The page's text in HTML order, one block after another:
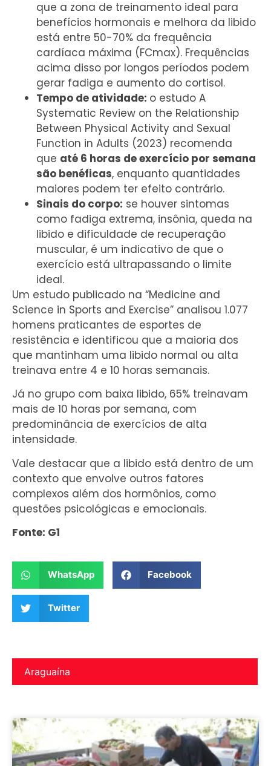
que a zona de treinamento ideal para
benefícios hormonais e melhora da libido
está entre 50-70% da frequência
cardíaca máxima (FCmax). Frequências
acima disso por longos períodos podem
gerar fadiga e aumento do cortisol.
Tempo de atividade: o estudo A
Systematic Review on the Relationship
Between Physical Activity and Sexual
Function in Adults (2023) recomenda
que até 6 horas de exercício por semana
são benéficas, enquanto quantidades
maiores podem ter efeito contrário.
Sinais do corpo: se houver sintomas
como fadiga extrema, insônia, queda na
libido e dificuldade de recuperação
muscular, é um indicativo de que o
exercício está ultrapassando o limite
ideal.
Um estudo publicado na “Medicine and
Science in Sports and Exercise” analisou 1.077
homens praticantes de esportes de
resistência e identificou que a maioria dos
que mantinham uma libido normal ou alta
treinava entre 4 e 10 horas semanais.
Já no grupo com baixa libido, 65% treinavam
mais de 10 horas por semana, com
predominância de exercícios de alta
intensidade.
Vale destacar que a libido está dentro de um
contexto que envolve outros fatores
complexos além dos hormônios, como
questões psicológicas e emocionais.
Fonte: G1
WhatsApp Facebook
Twitter
Araguaína